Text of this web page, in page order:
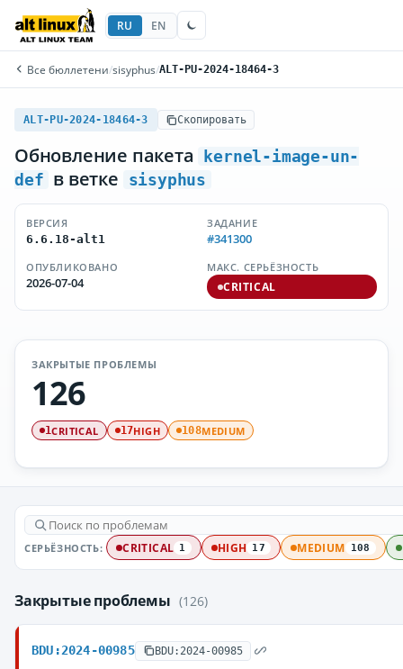
RU EN
Все бюллетени/sisyphus/ALT-PU-2024-18464-3
ALT-PU-2024-18464-3 Скопировать
Обновление пакета
kernel-image-un-
def в ветке sisyphus
ВЕРСИЯ
6.6.18-alt1
ЗАДАНИЕ
#341300
ОПУБЛИКОВАНО
2026-07-04
МАКС. СЕРЬЁЗНОСТЬ
CRITICAL
ЗАКРЫТЫЕ ПРОБЛЕМЫ
126
1CRITICAL 17HIGH 108MEDIUM
СЕРЬЁЗНОСТЬ: CRITICAL 1 HIGH 17 MEDIUM 108
Закрытые проблемы (126)
BDU:2024-00985 BDU:2024-00985